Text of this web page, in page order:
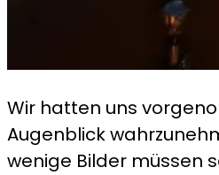
Wir hatten uns
Augenblick
wenige Bilder müssen